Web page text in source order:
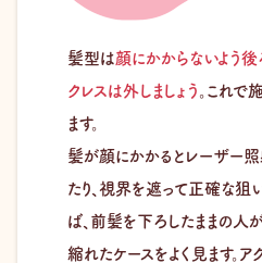
髪型は顔にかからないよう後
クレスは外しましょう
。これ
ます。
髪が顔にかかるとレーザー
たり、視界を遮って正確な狙
ば、前髪を下ろしたままの
縮れたケースをよく見ます。